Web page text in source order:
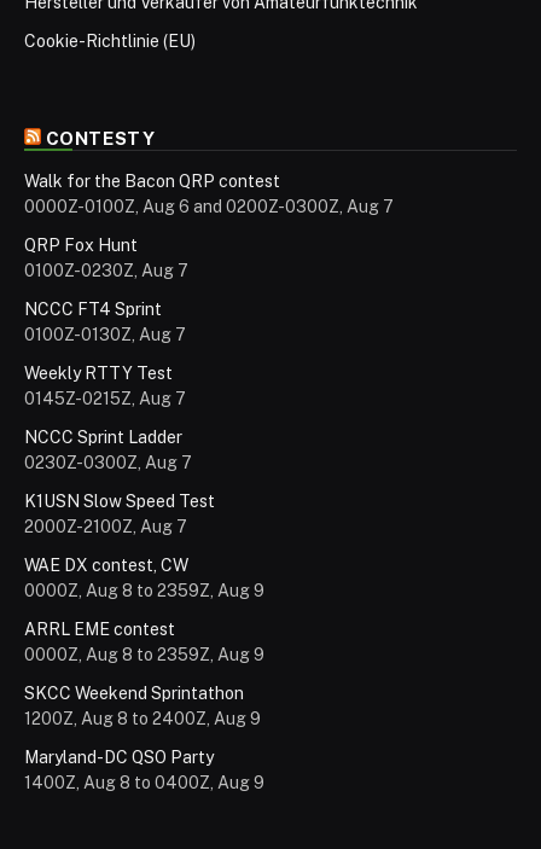
Cookie-Richtlinie (EU)
CONTESTY
Walk for the Bacon QRP contest
0000Z-0100Z, Aug 6 and 0200Z-0300Z, Aug 7
QRP Fox Hunt
0100Z-0230Z, Aug 7
NCCC FT4 Sprint
0100Z-0130Z, Aug 7
Weekly RTTY Test
0145Z-0215Z, Aug 7
NCCC Sprint Ladder
0230Z-0300Z, Aug 7
K1USN Slow Speed Test
2000Z-2100Z, Aug 7
WAE DX contest, CW
0000Z, Aug 8 to 2359Z, Aug 9
ARRL EME contest
0000Z, Aug 8 to 2359Z, Aug 9
SKCC Weekend Sprintathon
1200Z, Aug 8 to 2400Z, Aug 9
Maryland-DC QSO Party
1400Z, Aug 8 to 0400Z, Aug 9